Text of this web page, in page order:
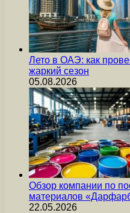
Лето в ОАЭ: как
жаркий сезон
05.08.2026
Обзор компании по
материалов
22.05.2026